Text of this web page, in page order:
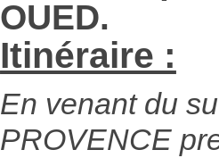
OUED.
Itinéraire :
En venant du
PROVENCE